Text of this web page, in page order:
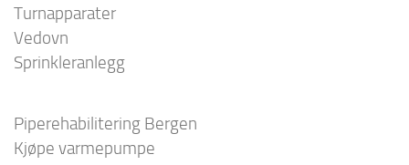
Turnapparater
Vedovn
Sprinkleranlegg
Piperehabilitering Bergen
Kjøpe varmepumpe